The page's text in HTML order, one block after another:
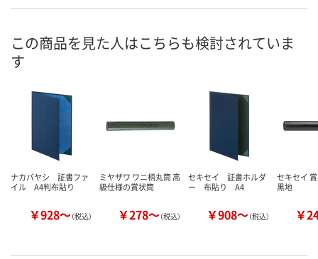
号
お届け日
数量
カゴへ カ
この商品を見た人はこちらも検討されていま
す
ナカバヤシ 証書ファ
イル A4判布貼り
￥928～（税込）
ミヤザワ ワニ柄丸筒 高
級仕様の賞状筒
￥278～（税込）
セキセイ 証書ホルダ
ー 布貼り A4
￥908～（税込）
セキセイ
黒地
￥